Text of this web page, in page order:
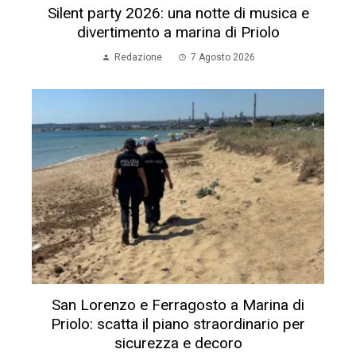
Silent party 2026: una notte di musica e
divertimento a marina di Priolo
Redazione 7 Agosto 2026
San Lorenzo e Ferragosto a Marina di
Priolo: scatta il piano straordinario per
sicurezza e decoro